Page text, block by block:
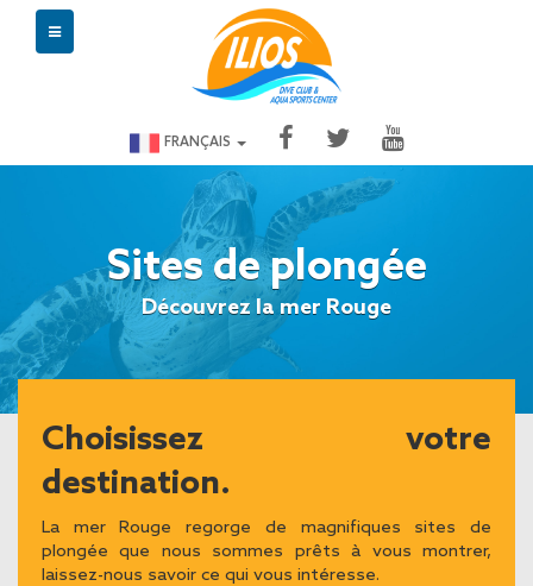
FRANÇAIS
Sites de plongée
Découvrez la mer Rouge
Choisissez votre
destination.
La mer Rouge regorge de magnifiques sites de
plongée que nous sommes prêts à vous montrer,
laissez-nous savoir ce qui vous intéresse.